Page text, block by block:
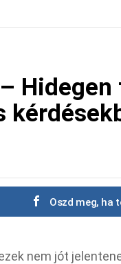
Oszd meg, ha
nem jót